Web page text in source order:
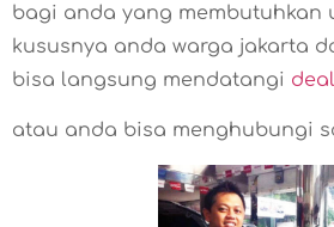
bagi anda yang membutuhkan
kususnya anda warga jakarta
bisa langsung mendatangi
atau anda bisa menghubungi